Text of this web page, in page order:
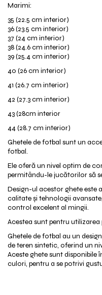
Marimi:
35 (22.5 cm interior)
36 (23.5 cm interior)
37 (24 cm interior)
38 (24.6 cm interior)
39 (25.4 cm interior)
40 (26 cm interior)
41 (26.7 cm interior)
42 (27.3 cm interior)
43 (28cm interior
44 (28.7 cm interior)
Ghetele de fotbal sunt un
fotbal.
Ele oferă un nivel optim de
permitându-le jucătorilor să
Design-ul acestor ghete este
calitate și tehnologii
control excelent al mingii.
Acestea sunt pentru
Ghetele de fotbal au un
de teren sintetic, oferind un
Aceste ghete sunt
culori, pentru a se potrivi